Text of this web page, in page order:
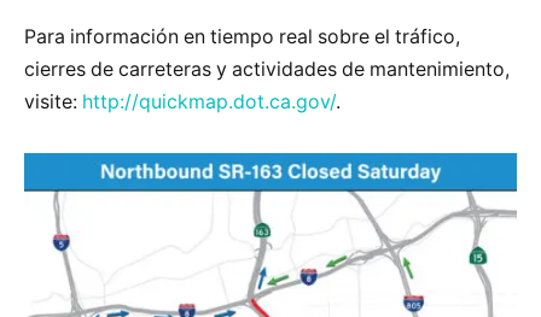
Para información en tiempo real sobre el tráfico,
cierres de carreteras y actividades de mantenimiento,
visite: http://quickmap.dot.ca.gov/.